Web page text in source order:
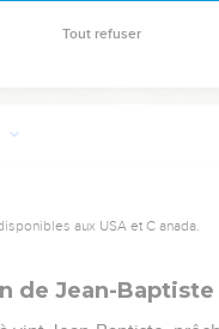
il habita dans la ville
aux USA et C anada.
de Jean-Baptiste
Tout refuser